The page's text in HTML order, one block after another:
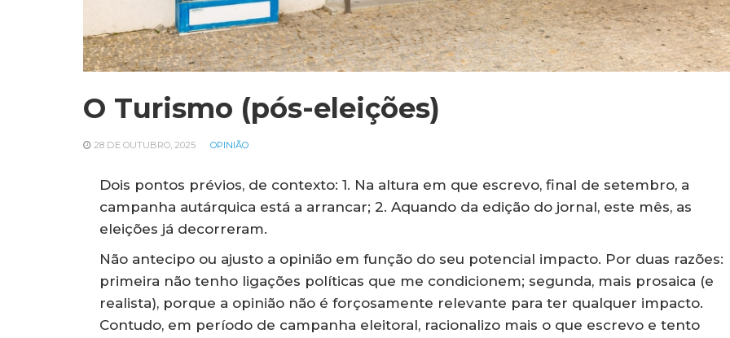
O Turismo (pós-eleições)
28 DE OUTUBRO, 2025 OPINIÃO
Dois pontos prévios, de contexto: 1. Na altura em que escrevo, final de setembro, a
campanha autárquica está a arrancar; 2. Aquando da edição do jornal, este mês, as
eleições já decorreram.
Não antecipo ou ajusto a opinião em função do seu potencial impacto. Por duas razões:
primeira não tenho ligações políticas que me condicionem; segunda, mais prosaica (e
realista), porque a opinião não é forçosamente relevante para ter qualquer impacto.
Contudo, em período de campanha eleitoral, racionalizo mais o que escrevo e tento